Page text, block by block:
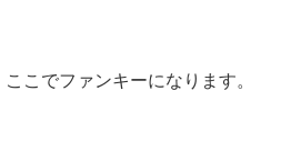
ここでファンキーになります。